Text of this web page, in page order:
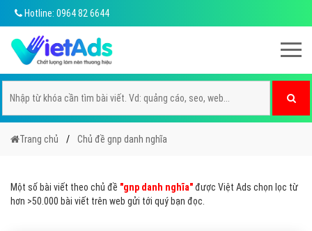
Hotline: 0964 82 6644
Trang chủ Chủ đề gnp danh nghĩa
Một số bài viết theo chủ đề "gnp danh nghĩa"được Việt Ads chọn lọc từ
hơn >50.000 bài viết trên web gửi tới quý bạn đọc.